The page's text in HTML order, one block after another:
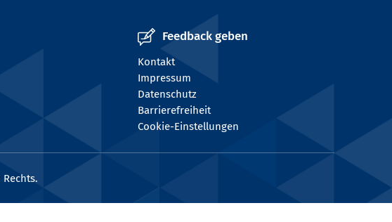
Feedback geben
Kontakt
Impressum
Datenschutz
Barrierefreiheit
Cookie-Einstellungen